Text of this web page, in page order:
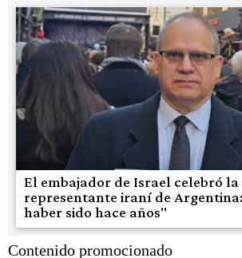
El embajador de Israel celebró
representante iraní de
haber sido hace años"